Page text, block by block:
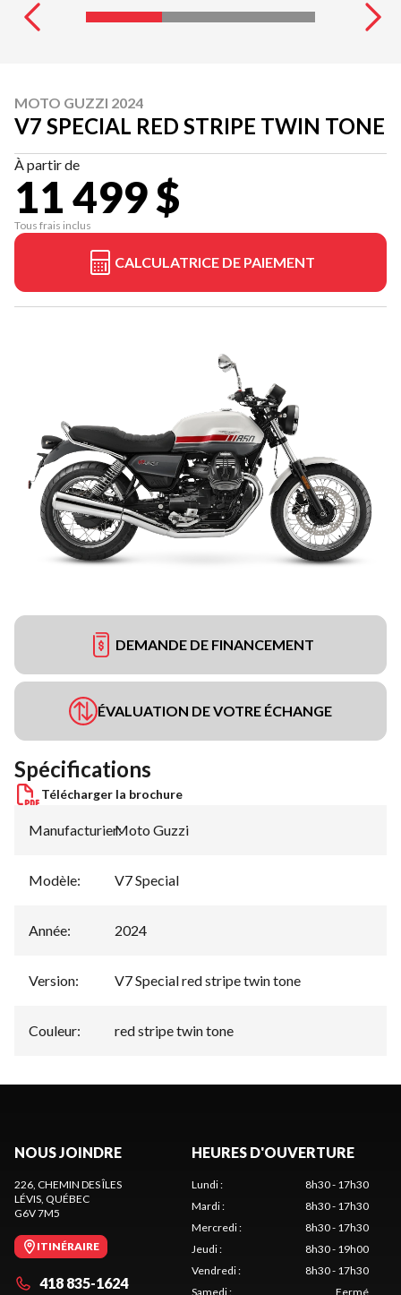
MOTO GUZZI 2024
V7 SPECIAL RED STRIPE TWIN TONE
À partir de
11 499 $
Tous frais inclus
CALCULATRICE DE PAIEMENT
DEMANDE DE FINANCEMENT
ÉVALUATION DE VOTRE ÉCHANGE
Spécifications
Télécharger la brochure
Manufacturier:
Moto Guzzi
Modèle: V7 Special
Année: 2024
Version: V7 Special red stripe twin tone
Couleur: red stripe twin tone
NOUS JOINDRE
226, CHEMIN DES ÎLES
LÉVIS , QUÉBEC
G6V 7M5
ITINÉRAIRE
418 835-1624
HEURES D'OUVERTURE
Lundi:
8h30 - 17h30
Mardi:
8h30 - 17h30
Mercredi:
8h30 - 17h30
Jeudi:
8h30 - 19h00
Vendredi:
8h30 - 17h30
Samedi: Fermé